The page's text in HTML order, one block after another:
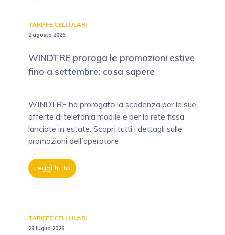
TARIFFE CELLULARI
2 agosto 2026
WINDTRE proroga le promozioni estive
fino a settembre: cosa sapere
WINDTRE ha prorogato la scadenza per le sue
offerte di telefonia mobile e per la rete fissa
lanciate in estate. Scopri tutti i dettagli sulle
promozioni dell'operatore
Leggi tutto
TARIFFE CELLULARI
28 luglio 2026